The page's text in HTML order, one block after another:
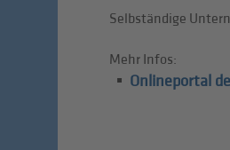
Selbständige
Mehr Infos:
Onlineportal